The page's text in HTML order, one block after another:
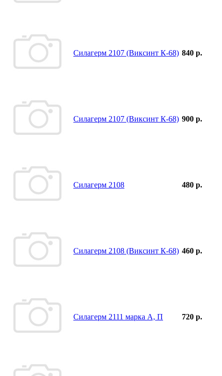
Силагерм 2107 (Виксинт К-68) 840 р.
Силагерм 2107 (Виксинт К-68) 900 р.
Силагерм 2108 480 р.
Силагерм 2108 (Виксинт К-68) 460 р.
Силагерм 2111 марка А, П 720 р.